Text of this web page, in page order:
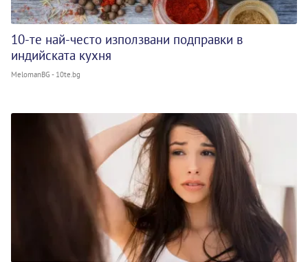
10-те най-често използвани подправки в
индийската кухня
MelomanBG - 10te.bg